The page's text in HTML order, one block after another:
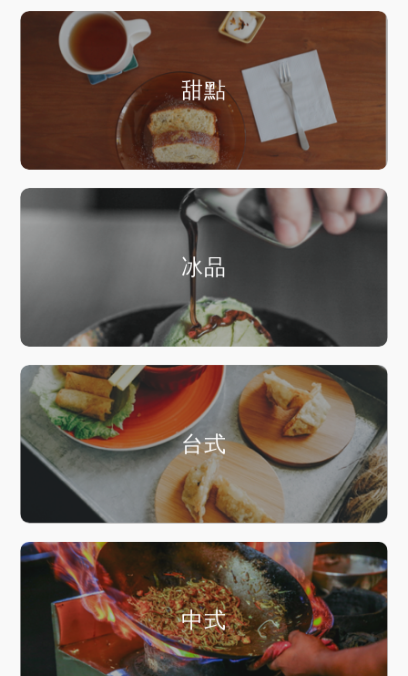
甜點
冰品
台式
中式